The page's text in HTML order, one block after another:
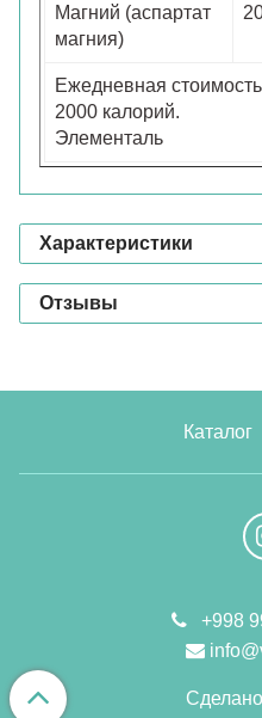
Магний (аспартат
магния)
Ежедневная
2000 калорий.
Элементаль
Характеристики
Отзывы
Каталог
+998